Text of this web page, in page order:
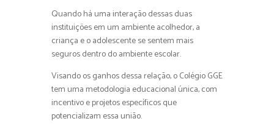
Quando há uma interação dessas duas
instituições em um ambiente acolhedor, a
criança e o adolescente se sentem mais
seguros dentro do ambiente escolar.
Visando os ganhos dessa relação, o Colégio GGE
tem uma metodologia educacional única, com
incentivo e projetos específicos que
potencializam essa união.